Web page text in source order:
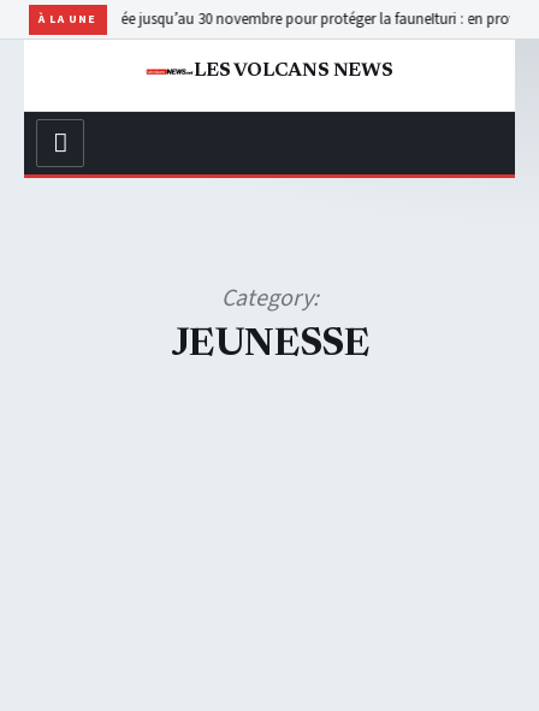
À LA UNE
jusqu’au 30 novembre pour protéger la fauneIturi : en provenance de Butembo,
LES VOLCANS NEWS
Category:
JEUNESSE